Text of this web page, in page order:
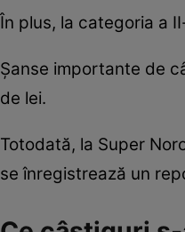
În plus, la categoria a
Șanse importante de
de lei.
Totodată, la Super
se înregistrează un